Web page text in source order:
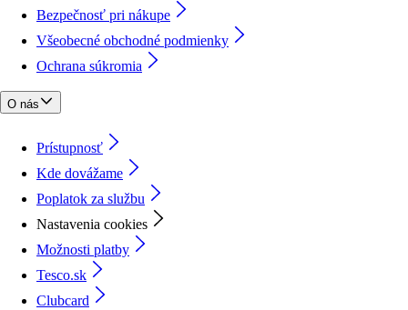
Bezpečnosť pri nákupe
Všeobecné obchodné podmienky
Ochrana súkromia
O nás
Prístupnosť
Kde dovážame
Poplatok za službu
Nastavenia cookies
Možnosti platby
Tesco.sk
Clubcard